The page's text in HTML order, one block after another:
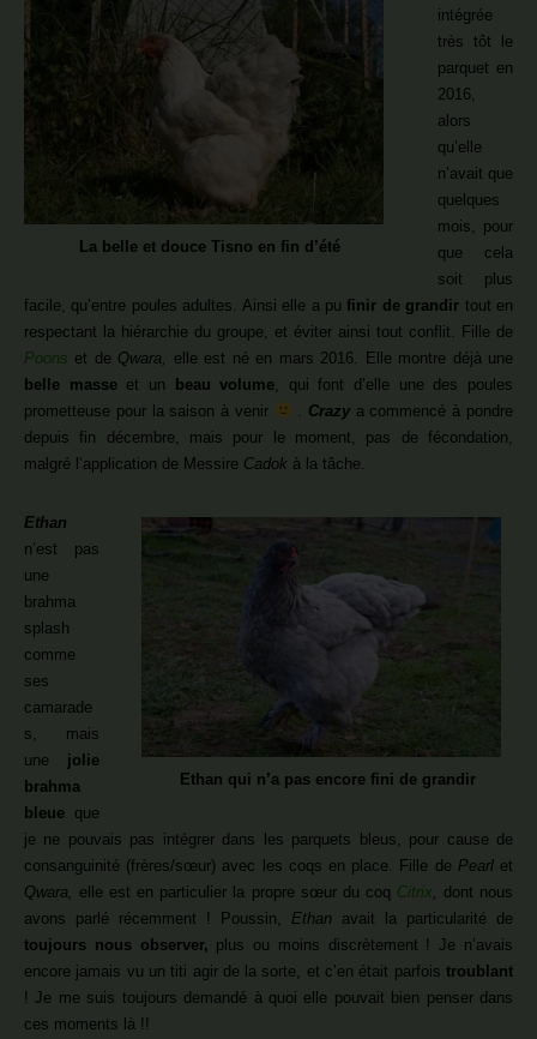
La belle et douce Tisno en fin d’été
intégrée
très tôt le
parquet en
2016,
alors
qu’elle
n’avait que
quelques
mois, pour
que cela
soit plus
facile, qu’entre poules adultes. Ainsi elle a pufinir de grandir tout en
respectant la hiérarchie du groupe, et éviter ainsi tout conflit. Fille de
Poons et de Qwara,
elle est né en mars 2016. Elle montre déjà une
belle masseet un beau volume , qui font d’elle une des poules
prometteuse pour la saison à venir
Crazya commencé à pondre
depuis fin décembre, mais pour le moment, pas de fécondation,
malgré l’application de Messire Cadok à la tâche.
Ethan qui n’a pas encore fini de grandir
Ethan
n’est pas
une
brahma
splash
comme
ses
camarade
s, mais
une jolie
brahma
bleue que
je ne pouvais pas intégrer dans les parquets bleus, pour cause de
consanguinité (frères/sœur) avec les coqs en place. Fille de Pearlet
Qwara,
elle est en particulier la propre sœur du coq Citrix
dont nous
avons parlé récemment ! Poussin, Ethan avait la particularité de
toujours nous observer, plus ou moins discrètement ! Je n’avais
encore jamais vu un titi agir de la sorte, et c’en était parfois troublant
! Je me suis toujours demandé à quoi elle pouvait bien penser dans
ces moments là !!